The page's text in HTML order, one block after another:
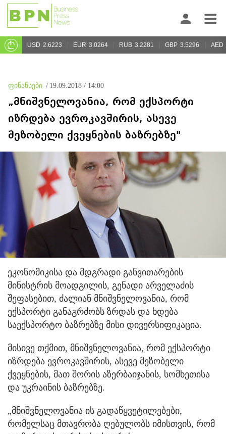
USD 2.6223 EUR 3.0264 RUB 3.2281 GBP 3.5296 AED
ფინანსები / 19.09.2018 / 14:00
„მნიშვნელოვანია, რომ ექსპორტი
იზრდება ევროკავშირის, ასევე
მეზობელი ქვეყნების ბაზრებზე"
ეკონომიკისა და მდგრადი განვითარების
მინისტრის მოადგილის, გენადი არველაძის
შეფასებით, ძალიან მნიშვნელოვანია, რომ
ექსპორტი განაგრძობს ზრდას და ხდება
საექსპორტო ბაზრებზე მისი დივერსიფიკაცია.
მისივე თქმით, მნიშვნელოვანია, რომ ექსპორტი
იზრდება ევროკავშირის, ასევე მეზობელი
ქვეყნების, მათ შორის აზერბაიჯანის, სომხეთისა
და უკრაინის ბაზრებზე.
„მნიშვნელოვანია ის გადაწყვეტილებები,
რომელსაც მთავრობა ღებულობს იმისთვის, რომ